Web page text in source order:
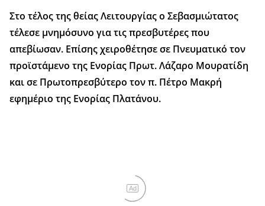
Στο τέλος της θείας Λειτουργίας ο Σεβασμιώτατος
τέλεσε μνημόσυνο για τις πρεσβυτέρες που
απεβίωσαν. Επίσης χειροθέτησε σε Πνευματικό τον
προϊστάμενο της Ενορίας Πρωτ. Λάζαρο Μουρατίδη
και σε Πρωτοπρεσβύτερο τον π. Πέτρο Μακρή
εφημέριο της Ενορίας Πλατάνου.
Ad